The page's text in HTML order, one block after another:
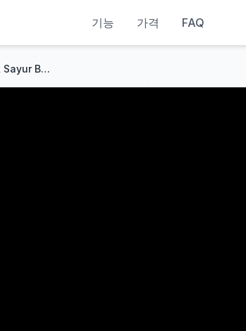
기능 가격 FAQ
Praktis, Lengkap: Resep Ketupat Sayur Bakso, Menu Lebaran Wajib!